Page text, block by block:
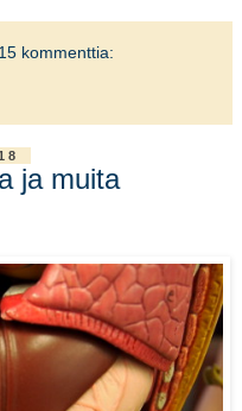
15 kommenttia:
ja muita